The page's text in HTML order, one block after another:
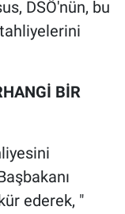
DSÖ'nün, bu
BİR
ederek, "